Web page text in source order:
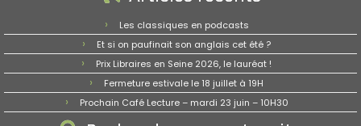
Les classiques en podcasts
Et si on paufinait son anglais cet été ?
Prix Libraires en Seine 2026, le lauréat !
Fermeture estivale le 18 juillet à 19H
Prochain Café Lecture – mardi 23 juin – 10H30